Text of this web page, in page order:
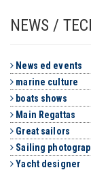
NEWS /
News ed events
marine culture
boats shows
Main Regattas
Great sailors
Sailing
Yacht designer